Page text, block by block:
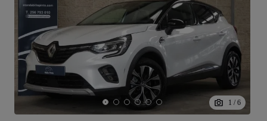
1 / 6